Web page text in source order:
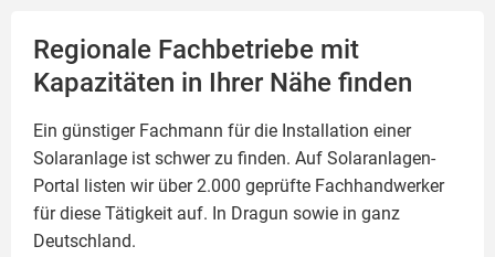
Regionale Fachbetriebe mit
Kapazitäten in Ihrer Nähe finden
Ein günstiger Fachmann für die Installation einer
Solaranlage ist schwer zu finden. Auf Solaranlagen-
Portal listen wir über 2.000 geprüfte Fachhandwerker
für diese Tätigkeit auf. In Dragun sowie in ganz
Deutschland.